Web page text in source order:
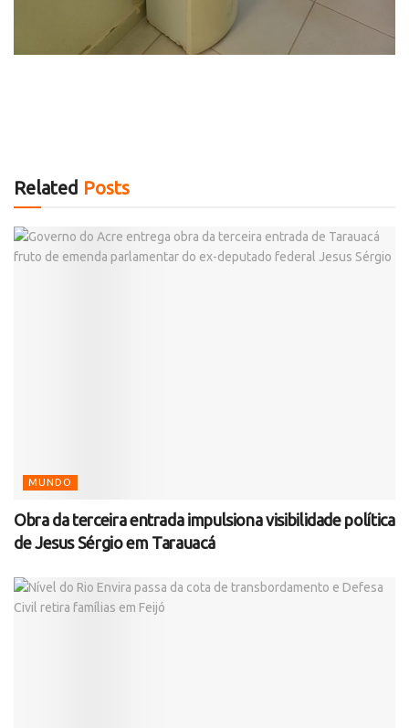
Related Posts
MUNDO
Obra da terceira entrada impulsiona visibilidade política
de Jesus Sérgio em Tarauacá